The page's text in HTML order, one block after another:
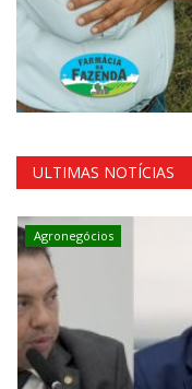
ULTIMAS NOTÍCIAS
Agronegócios